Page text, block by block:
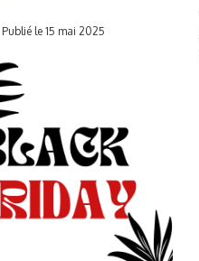
Publié le 15 mai 2025